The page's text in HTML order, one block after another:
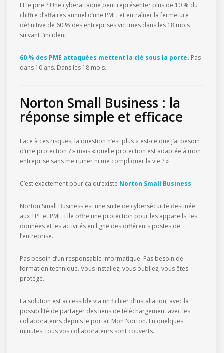
Et le pire ? Une cyberattaque peut représenter plus de 10 % du
chiffre d’affaires annuel d’une PME, et entraîner la fermeture
définitive de 60 % des entreprises victimes dans les 18 mois
suivant l’incident.
60 % des PME attaquées mettent la clé sous la porte. Pas
dans 10 ans. Dans les 18 mois.
Norton Small Business : la
réponse simple et efficace
Face à ces risques, la question n’est plus « est-ce que j’ai besoin
d’une protection ? » mais « quelle protection est adaptée à mon
entreprise sans me ruiner ni me compliquer la vie ? »
C’est exactement pour ça qu’existe Norton Small Business.
Norton Small Business est une suite de cybersécurité destinée
aux TPE et PME. Elle offre une protection pour les appareils, les
données et les activités en ligne des différents postes de
l’entreprise.
Pas besoin d’un responsable informatique. Pas besoin de
formation technique. Vous installez, vous oubliez, vous êtes
protégé.
La solution est accessible via un fichier d’installation, avec la
possibilité de partager des liens de téléchargement avec les
collaborateurs depuis le portail Mon Norton. En quelques
minutes, tous vos collaborateurs sont couverts.